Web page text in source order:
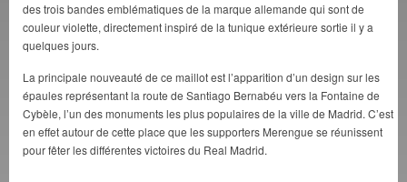
des trois bandes emblématiques de la marque allemande qui sont de
couleur violette, directement inspiré de la tunique extérieure sortie il y a
quelques jours.
La principale nouveauté de ce maillot est l’apparition d’un design sur les
épaules représentant la route de Santiago Bernabéu vers la Fontaine de
Cybèle, l’un des monuments les plus populaires de la ville de Madrid. C’est
en effet autour de cette place que les supporters Merengue se réunissent
pour fêter les différentes victoires du Real Madrid.